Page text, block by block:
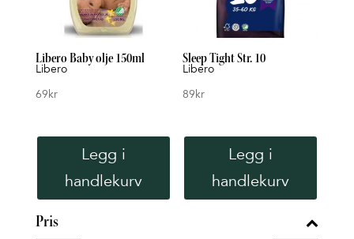
Libero Baby olje 150ml
Libero
69kr
Legg i
handlekurv
Sleep Tight Str. 10
Libero
89kr
Legg i
handlekurv
Pris